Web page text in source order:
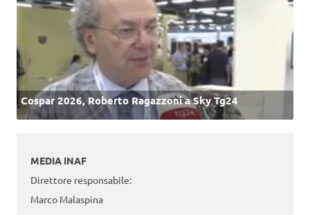
Cospar 2026, Roberto Ragazzoni a Sky Tg24
MEDIA INAF
Direttore responsabile:
Marco Malaspina